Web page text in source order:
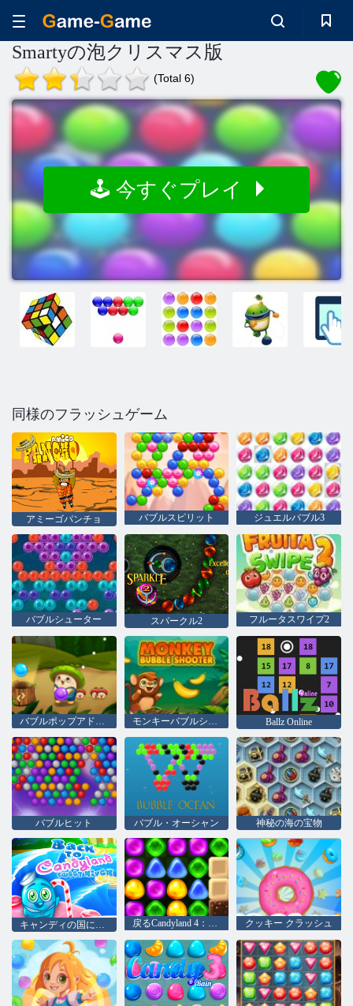
Smartyの泡クリスマス版
(Total 6)
🕹️ 今すぐプレイ
同様のフラッシュゲーム
アミーゴパンチョ バブルスピリット ジュエルバブル3
バブルシューター スパークル2 フルータスワイプ2
バブルポップアドベンチャー モンキーバブルシューティング null Ballz Online
バブルヒット バブル・オーシャン 神秘の海の宝物
戻るCandyland 4：ロリポップガーデン クッキー クラッシュ